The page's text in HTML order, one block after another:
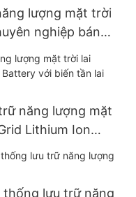
lượng mặt trời
nghiệp bán
xa
năng lượng mặt
Lithium Ion
thống lưu trữ năng